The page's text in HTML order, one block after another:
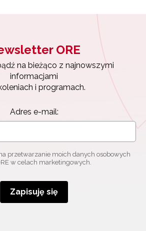
ORE
na bieżąco z najnowszymi
informacjami
i programach.
Adres e-mail:
przetwarzanie moich danych osobowych
w celach marketingowych.
Zapisuję się
na bieżąco z najnowszymi
na przetwarzanie moich danych